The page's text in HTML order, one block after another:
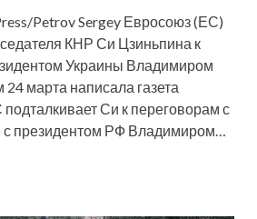
Petrov Sergey Евросоюз (ЕС)
КНР Си Цзиньпина к
Украины Владимиром
марта написала газета
Си к переговорам с
с президентом РФ Владимиром…